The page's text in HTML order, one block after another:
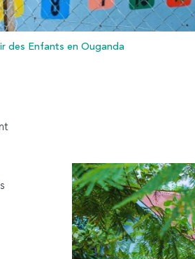
des Enfants en Ouganda